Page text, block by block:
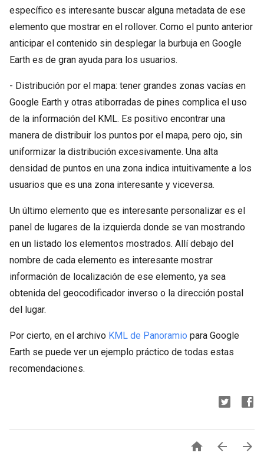
específico es interesante buscar alguna metadata de ese
elemento que mostrar en el rollover. Como el punto anterior
anticipar el contenido sin desplegar la burbuja en Google
Earth es de gran ayuda para los usuarios.
- Distribución por el mapa: tener grandes zonas vacías en
Google Earth y otras atiborradas de pines complica el uso
de la información del KML. Es positivo encontrar una
manera de distribuir los puntos por el mapa, pero ojo, sin
uniformizar la distribución excesivamente. Una alta
densidad de puntos en una zona indica intuitivamente a los
usuarios que es una zona interesante y viceversa.
Un último elemento que es interesante personalizar es el
panel de lugares de la izquierda donde se van mostrando
en un listado los elementos mostrados. Allí debajo del
nombre de cada elemento es interesante mostrar
información de localización de ese elemento, ya sea
obtenida del geocodificador inverso o la dirección postal
del lugar.
Por cierto, en el archivo KML de Panoramio para Google
Earth se puede ver un ejemplo práctico de todas estas
recomendaciones.
  